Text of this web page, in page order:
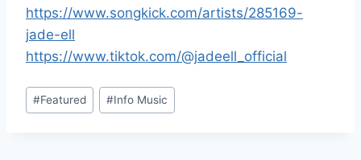
https://www.songkick.com/artists/285169-
jade-ell
https://www.tiktok.com/@jadeell_official
Étiquettes
de
#Featured #Info Music